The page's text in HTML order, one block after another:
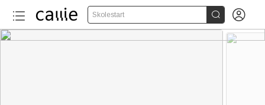
Skolestart  